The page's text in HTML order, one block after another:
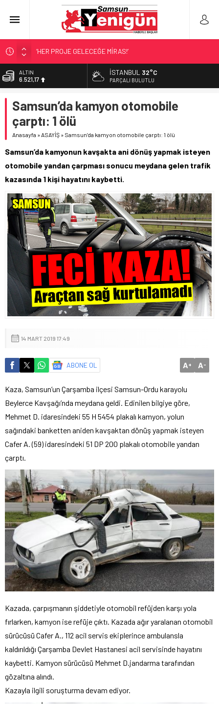
‘HER PROJE GELECEĞE MİRAS!’
SAMSUN İÇİN ACI BİLANÇO!
SAMSUN’DA ‘ZEHİR’ BASKINLARI!
RAPÇİ KESKİN GÖZALTINDA!
ALTIN
6.521,17
13.685,30
DOLAR
47,5953
55,0659
İSTANBUL 32°C
PARÇALI BULUTLU
Samsun’da kamyon otomobile
çarptı: 1 ölü
Anasayfa »ASAYİŞ » Samsun’da kamyon otomobile çarptı: 1 ölü
Samsun’da kamyonun kavşakta ani dönüş yapmak isteyen
otomobile yandan çarpması sonucu meydana gelen trafik
kazasında 1 kişi hayatını kaybetti.
14 MART 2019 17:49
ABONE OL A+ A-
Kaza, Samsun’un Çarşamba ilçesi Samsun-Ordu karayolu
Beylerce Kavşağı’nda meydana geldi. Edinilen bilgiye göre,
Mehmet D. idaresindeki 55 H 5454 plakalı kamyon, yolun
sağındaki banketten aniden kavşaktan dönüş yapmak isteyen
Cafer A. (59) idaresindeki 51 DP 200 plakalı otomobile yandan
çarptı.
Kazada, çarpışmanın şiddetiyle otomobil refüjden karşı yola
fırlarken, kamyon ise refüje çıktı. Kazada ağır yaralanan otomobil
sürücüsü Cafer A., 112 acil servis ekiplerince ambulansla
kaldırıldığı Çarşamba Devlet Hastanesi acil servisinde hayatını
kaybetti. Kamyon sürücüsü Mehmet D.jandarma tarafından
gözaltına alındı.
Kazayla ilgili soruşturma devam ediyor.